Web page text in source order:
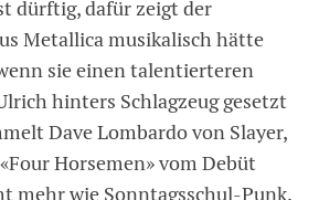
dürftig, dafür zeigt der
Metallica musikalisch hätte
sie einen talentierteren
hinters Schlagzeug gesetzt
Dave Lombardo von Slayer,
Horsemen» vom Debüt
mehr wie Sonntagsschul-Punk,